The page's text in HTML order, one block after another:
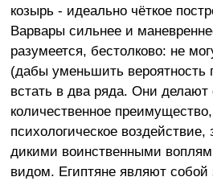
козырь - идеально чёткое
Варвары сильнее и
разумеется, бестолково: не
(дабы уменьшить вероятность
встать в два ряда. Они делают
количественное
психологическое воздействие,
дикими воинственными
видом. Египтяне являют собой